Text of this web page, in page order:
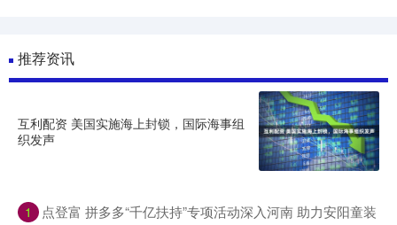
推荐资讯
互利配资 美国实施海上封锁，国际海事组
织发声
1
点登富 拼多多“千亿扶持”专项活动深入河南 助力安阳童装